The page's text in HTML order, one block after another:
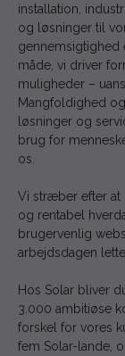
installation,
og løsninger til
gennemsigtighed
måde, vi driver
muligheder –
Mangfoldighed
løsninger og
brug for
os.
Vi stræber efter at
og rentabel
brugervenlig
arbejdsdagen
Hos Solar bliver
3.000 ambitiøse
forskel for vores
fem Solar-lande,